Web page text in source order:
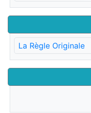
La Règle Originale